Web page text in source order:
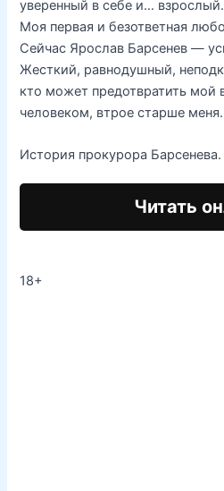
уверенный в себе и… взрослый.
Моя первая и безответная
Сейчас Ярослав Барсенев —
Жесткий, равнодушный,
кто может предотвратить мой
человеком, втрое старше меня.
История прокурора Барсенева.
Читать
18+